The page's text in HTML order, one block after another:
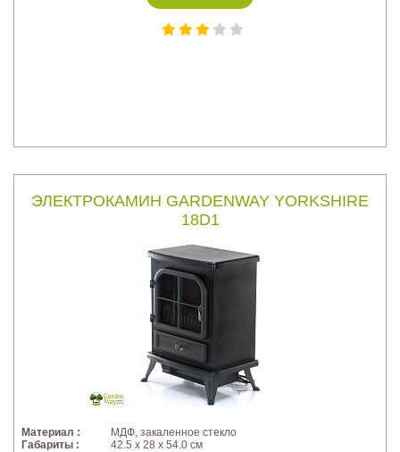
ЭЛЕКТРОКАМИН GARDENWAY YORKSHIRE
18D1
Материал :
МДФ, закаленное стекло
Габариты :
42.5 х 28 х 54.0 см